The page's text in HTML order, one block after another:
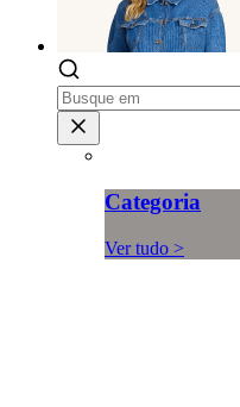
Categoria
Ver tudo >